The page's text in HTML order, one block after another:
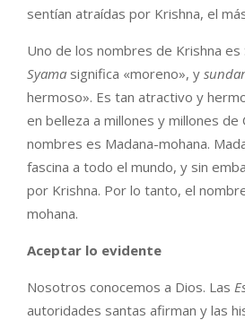
sentían atraídas por Krishna, el
Uno de los nombres de Krishna es
Syama significa «moreno», y
hermoso». Es tan atractivo y
en belleza a millones y millones de
nombres es Madana-mohana.
fascina a todo el mundo, y sin
por Krishna. Por lo tanto, el
mohana.
Aceptar lo evidente
Nosotros conocemos a Dios. Las
autoridades santas afirman y las